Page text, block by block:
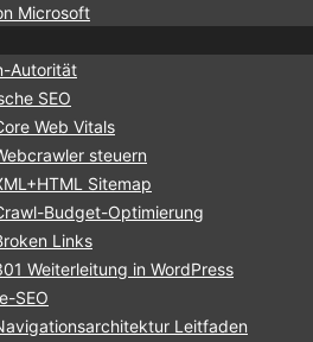
Microsoft
Autorität
SEO
Web Vitals
steuern
Sitemap
Budget-Optimierung
Links
Weiterleitung in WordPress
SEO
Leitfaden